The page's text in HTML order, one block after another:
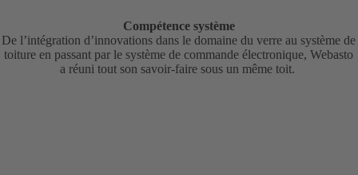
Compétence système
De l’intégration d’innovations dans le domaine du verre au système de
toiture en passant par le système de commande électronique, Webasto
a réuni tout son savoir-faire sous un même toit.